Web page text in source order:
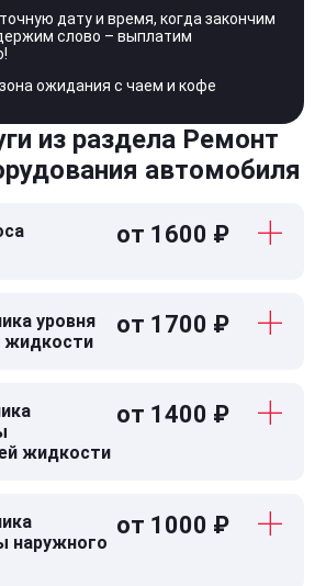
дату и время, когда закончим
слово – выплатим
ожидания с чаем и кофе
из раздела Ремонт
автомобиля
от 1600 ₽
уровня
от 1700 ₽
жидкости
от 1400 ₽
наружного
от 1000 ₽